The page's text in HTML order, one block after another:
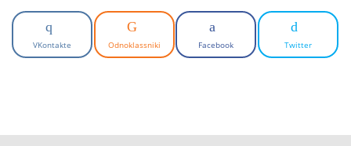
VKontakte Odnoklassniki Facebook Twitter